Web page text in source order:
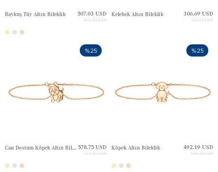
Baykuş Tüy Altın Bileklik 507.03 USD
676.03 USD
Kelebek Altın Bileklik 306.69 USD
408.92 USD
Can Dostum Köpek Altın Bileklik 578.75 USD
771.67 USD
%25
Köpek Altın Bileklik 492.19 USD
656.25 USD
%25